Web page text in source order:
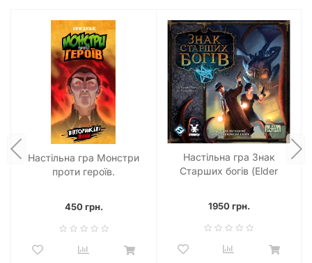
Настільна гра Монстри
проти героїв.
450 грн.
Настільна гра Знак
Старших богів (Elder
1950 грн.